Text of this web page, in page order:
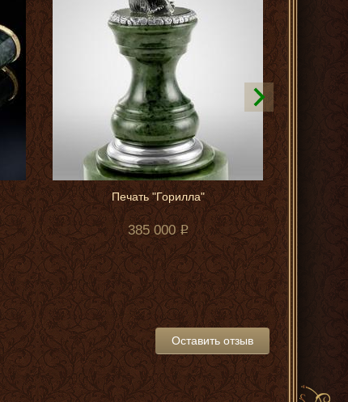
Печать "Горилла"
385 000
Оставить отзыв